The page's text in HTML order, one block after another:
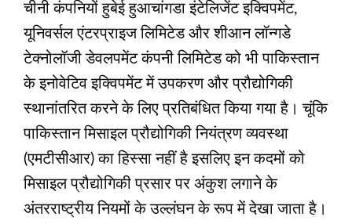
चीनी कंपनियों हुबेई हुआचांगडा इंटेलिजेंट इक्विपमेंट,
यूनिवर्सल एंटरप्राइज लिमिटेड और शीआन लॉन्गडे
टेक्नोलॉजी डेवलपमेंट कंपनी लिमिटेड को भी पाकिस्तान
के इनोवेटिव इक्विपमेंट में उपकरण और प्रौद्योगिकी
स्थानांतरित करने के लिए प्रतिबंधित किया गया है। चूंकि
पाकिस्तान मिसाइल प्रौद्योगिकी नियंत्रण व्यवस्था
(एमटीसीआर) का हिस्सा नहीं है इसलिए इन कदमों को
मिसाइल प्रौद्योगिकी प्रसार पर अंकुश लगाने के
अंतरराष्ट्रीय नियमों के उल्लंघन के रूप में देखा जाता है।